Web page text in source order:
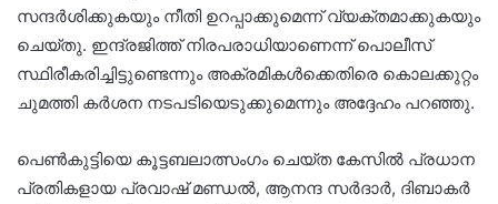
സന്ദർശിക്കുകയും നീതി ഉറപ്പാക്കുമെന്ന് വ്യക്തമാക്കുകയും
ചെയ്തു. ഇന്ദ്രജിത്ത് നിരപരാധിയാണെന്ന് പൊലീസ്
സ്ഥിരീകരിച്ചിട്ടുണ്ടെന്നും അക്രമികൾക്കെതിരെ കൊലക്കുറ്റം
ചുമത്തി കർശന നടപടിയെടുക്കുമെന്നും അദ്ദേഹം പറഞ്ഞു.
പെൺകുട്ടിയെ കൂട്ടബലാത്സംഗം ചെയ്ത കേസിൽ പ്രധാന
പ്രതികളായ പ്രവാഷ് മണ്ഡൽ, ആനന്ദ സർദാർ, ദിബാകർ